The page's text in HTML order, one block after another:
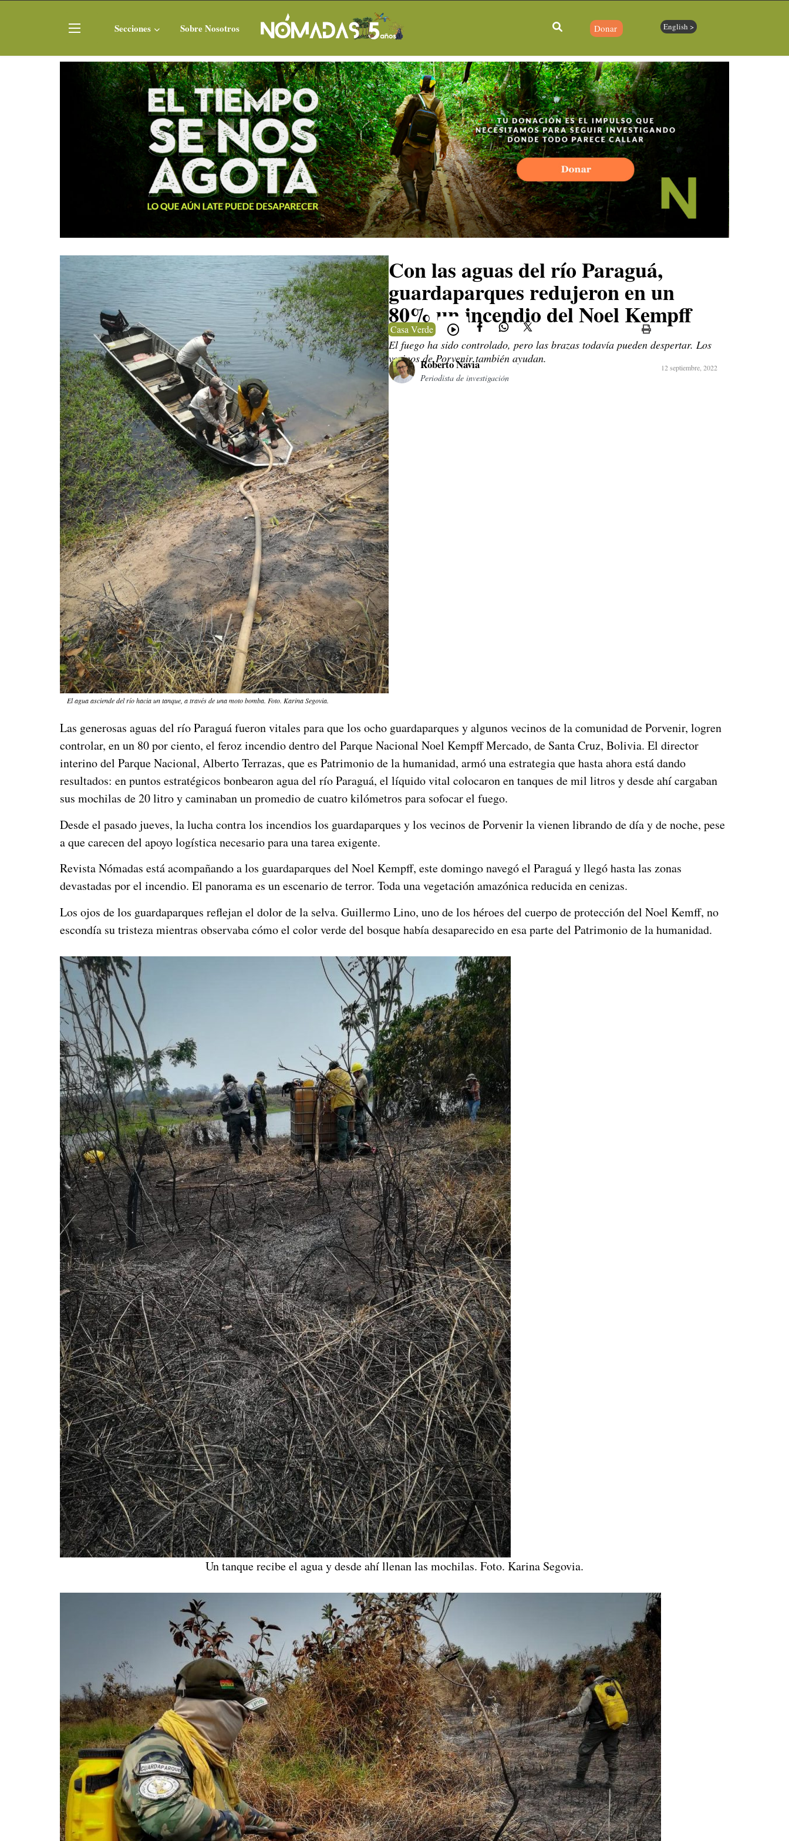
Secciones Sobre Nosotros Donar English >
El agua asciende del río hacia un tanque, a través de una moto bomba. Foto. Karina Segovia.
Con las aguas del río Paraguá,
guardaparques redujeron en un
80% un incendio del Noel Kempff
Casa Verde
El fuego ha sido controlado, pero las brazas todavía pueden despertar. Los
vecinos de Porvenir también ayudan.
12 septiembre, 2022
Roberto Navia
Periodista de investigación
Las generosas aguas del río Paraguá fueron vitales para que los ocho guardaparques y algunos vecinos de la comunidad de Porvenir, logren
controlar, en un 80 por ciento, el feroz incendio dentro del Parque Nacional Noel Kempff Mercado, de Santa Cruz, Bolivia. El director
interino del Parque Nacional, Alberto Terrazas, que es Patrimonio de la humanidad, armó una estrategia que hasta ahora está dando
resultados: en puntos estratégicos bonbearon agua del río Paraguá, el líquido vital colocaron en tanques de mil litros y desde ahí cargaban
sus mochilas de 20 litro y caminaban un promedio de cuatro kilómetros para sofocar el fuego.
Desde el pasado jueves, la lucha contra los incendios los guardaparques y los vecinos de Porvenir la vienen librando de día y de noche, pese
a que carecen del apoyo logística necesario para una tarea exigente.
Revista Nómadas está acompañando a los guardaparques del Noel Kempff, este domingo navegó el Paraguá y llegó hasta las zonas
devastadas por el incendio. El panorama es un escenario de terror. Toda una vegetación amazónica reducida en cenizas.
Los ojos de los guardaparques reflejan el dolor de la selva. Guillermo Lino, uno de los héroes del cuerpo de protección del Noel Kemff, no
escondía su tristeza mientras observaba cómo el color verde del bosque había desaparecido en esa parte del Patrimonio de la humanidad.
Un tanque recibe el agua y desde ahí llenan las mochilas. Foto. Karina Segovia.